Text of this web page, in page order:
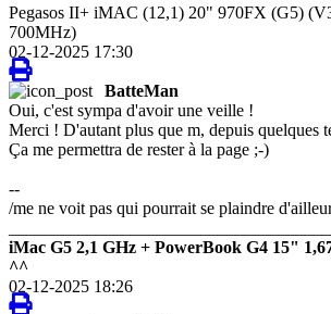
Pegasos II+ iMAC (12,1) 20" 970FX (G5)
700MHz)
02-12-2025 17:30
BatteMan
Oui, c'est sympa d'avoir une veille !
Merci ! D'autant plus que m, depuis quelques
Ça me permettra de rester à la page ;-)
--
/me ne voit pas qui pourrait se plaindre
iMac G5 2,1 GHz + PowerBook G4 15"
^^
02-12-2025 18:26